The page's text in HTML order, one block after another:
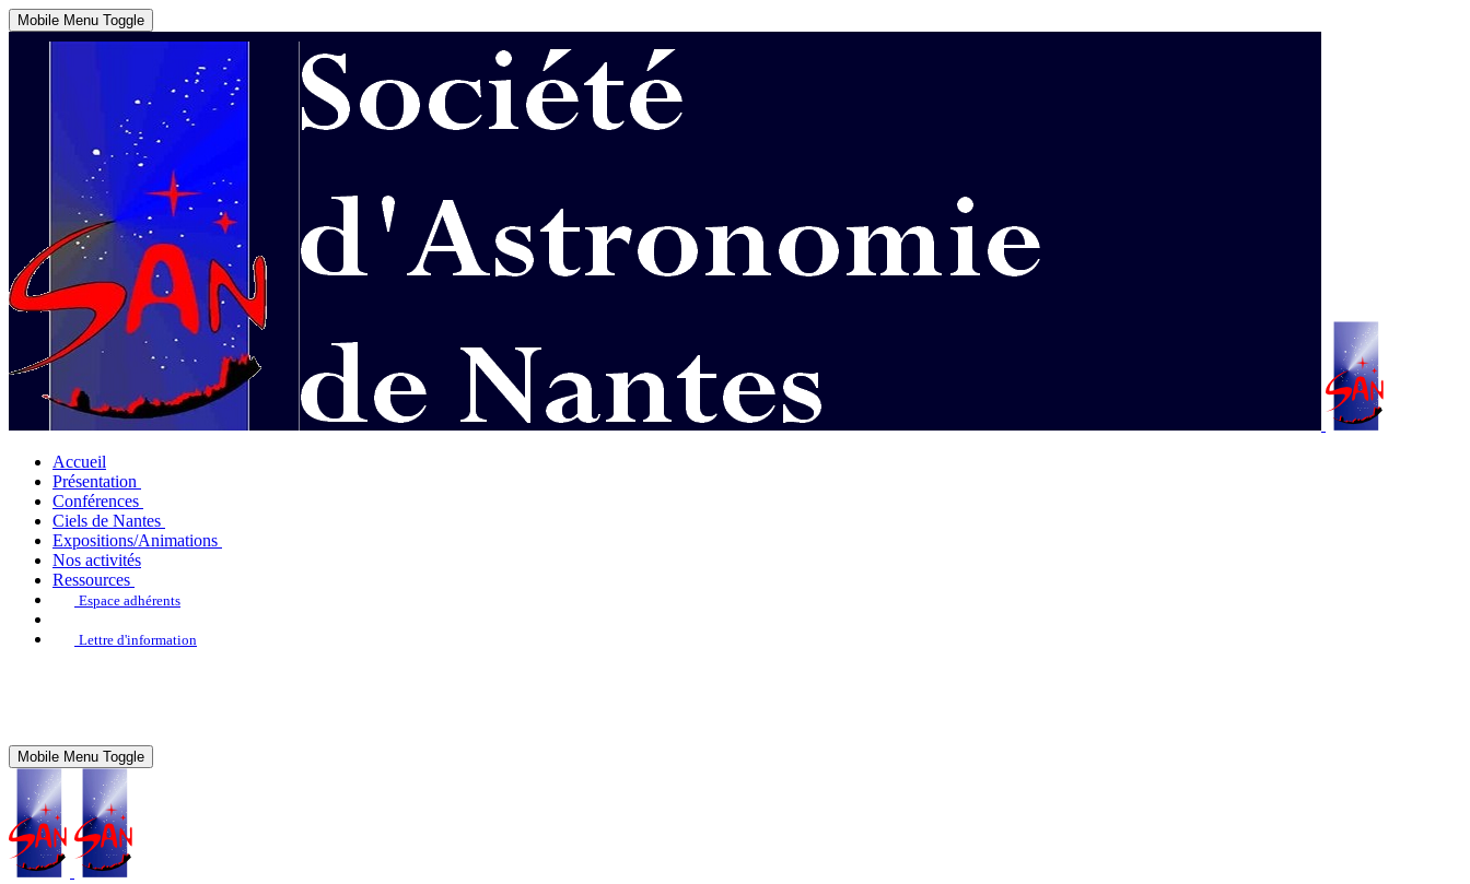
Mobile Menu Toggle
Accueil
Présentation
Conférences
Ciels de Nantes
Expositions/Animations
Nos activités
Ressources
Espace adhérents
Lettre d'information
Mobile Menu Toggle